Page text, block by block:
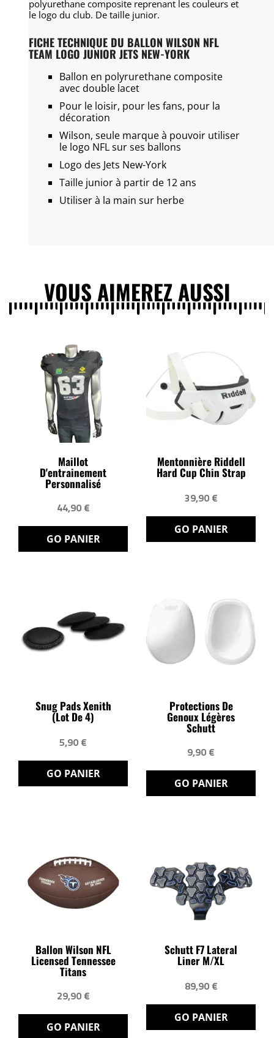
polyurethane composite reprenant les couleurs et
le logo du club. De taille junior.
FICHE TECHNIQUE DU BALLON WILSON NFL
TEAM LOGO JUNIOR JETS NEW-YORK
Ballon en polyrurethane composite
avec double lacet
Pour le loisir, pour les fans, pour la
décoration
Wilson, seule marque à pouvoir utiliser
le logo NFL sur ses ballons
Logo des Jets New-York
Taille junior à partir de 12 ans
Utiliser à la main sur herbe
VOUS AIMEREZ AUSSI
Maillot
D'entrainement
Personnalisé
44,90 €
GO PANIER
Mentonnière Riddell
Hard Cup Chin Strap
39,90 €
GO PANIER
Snug Pads Xenith
(lot De 4)
5,90 €
GO PANIER
Protections De
Genoux Légères
Schutt
9,90 €
GO PANIER
Ballon Wilson NFL
Licensed Tennessee
Titans
29,90 €
GO PANIER
Schutt F7 Lateral
Liner M/XL
89,90 €
GO PANIER